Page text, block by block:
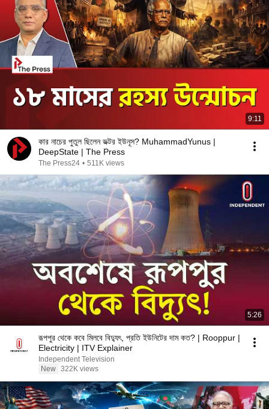
9:11
কার নাচের পুতুল ছিলেন ডক্টর ইউনূস? MuhammadYunus |
DeepState | The Press
The Press24 • 511K views
5:26
রূপপুর থেকে কবে মিলবে বিদ্যুৎ, প্রতি ইউনিটের দাম কত? | Rooppur |
Electricity | ITV Explainer
Independent Television
New 322K views